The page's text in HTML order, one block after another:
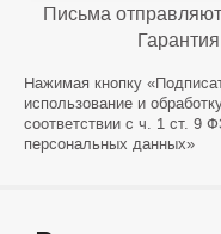
Письма
Нажимая кнопку
использование и
соответствии с ч. 1 ст. 9
персональных данных»